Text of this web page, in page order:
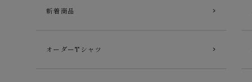
新着商品
オーダーTシャツ